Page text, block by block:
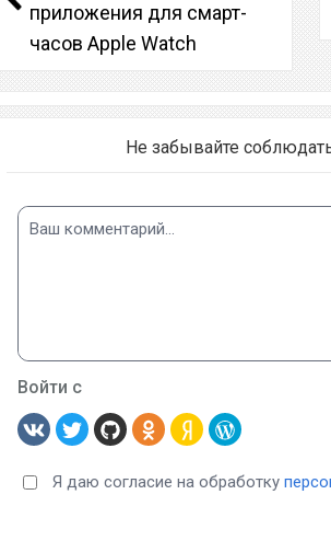
приложения для смарт-
часов Apple Watch
Не забывайте
Войти с
Я даю согласие на обработку